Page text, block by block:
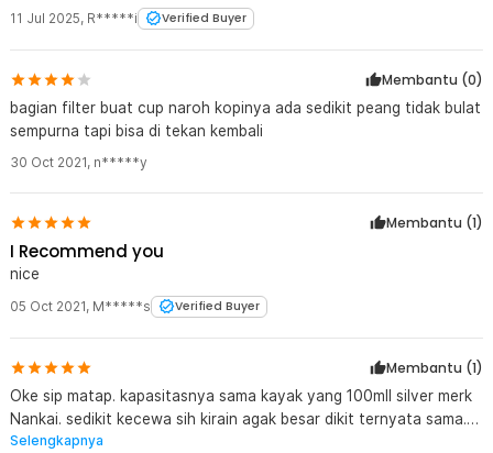
11 Jul 2025, R*****i Verified Buyer
Membantu (0)
bagian filter buat cup naroh kopinya ada sedikit peang tidak bulat
sempurna tapi bisa di tekan kembali
30 Oct 2021, n*****y
Membantu (1)
I Recommend you
nice
05 Oct 2021, M*****s Verified Buyer
Membantu (1)
Oke sip matap. kapasitasnya sama kayak yang 100mll silver merk
Nankai. sedikit kecewa sih kirain agak besar dikit ternyata sama.
tapi semuanya berjalan oke. recomen seller.
Selengkapnya